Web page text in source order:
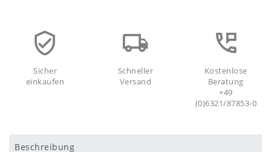
Sicher
einkaufen
Schneller
Versand
Kostenlose
Beratung
+49
(0)6321/87853-0
Beschreibung